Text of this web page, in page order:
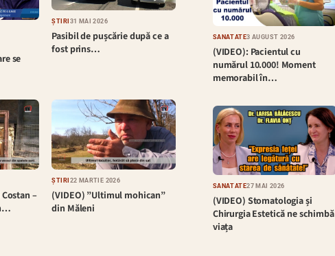
se
ȘTIRI 31 MAI 2026
Pasibil de pușcărie după ce a
fost prins…
–
ȘTIRI 22 MARTIE 2026
(VIDEO) ”Ultimul mohican”
din Măleni
SĂNĂTATE3 AUGUST 2026
(VIDEO): Pacientul cu
numărul 10.000! Moment
memorabil în…
SĂNĂTATE27 MAI 2026
(VIDEO) Stomatologia și
Chirurgia Estetică ne schimbă
viața